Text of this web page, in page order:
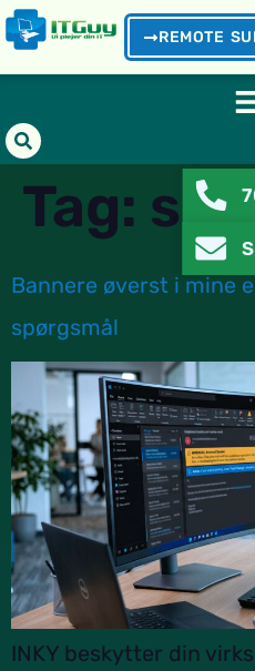
REMOTE
Tag:
Bannere øverst i mine
spørgsmål
INKY beskytter din